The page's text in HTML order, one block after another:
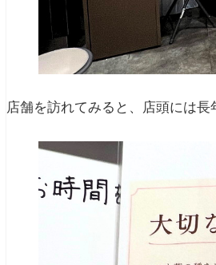
店舗を訪れてみると、店頭には